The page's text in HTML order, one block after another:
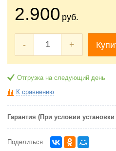
2.900 руб.
- +
Отгрузка на следующий день
К сравнению
Гарантия (При условии
Поделиться